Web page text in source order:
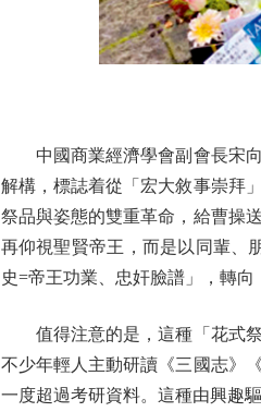
中國商業經濟學會副會長宋向
解構，標誌着從「宏大敘事崇拜
祭品與姿態的雙重革命，給曹操
再仰視聖賢帝王，而是以同輩、
史=帝王功業、忠奸臉譜」，轉向
值得注意的是，這種「花式祭
不少年輕人主動研讀《三國志》
一度超過考研資料。這種由興趣